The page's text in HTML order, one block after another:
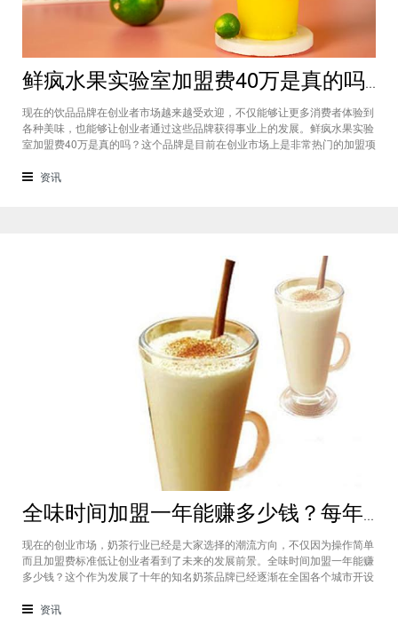
鲜疯水果实验室加盟费40万是真的吗？根本没有传言中那么多！
现在的饮品品牌在创业者市场越来越受欢迎，不仅能够让更多消费者体验到
各种美味，也能够让创业者通过这些品牌获得事业上的发展。鲜疯水果实验
室加盟费40万是真的吗？这个品牌是目前在创业市场上是非常热门的加盟项
比较好的印象，比较低廉的鲜疯水果实验室加盟用也成为了众多创业者青睐
资讯
全味时间加盟一年能赚多少钱？每年利润20万庞大盈利机会等着你
现在的创业市场，奶茶行业已经是大家选择的潮流方向，不仅因为操作简单
而且加盟费标准低让创业者看到了未来的发展前景。全味时间加盟一年能赚
多少钱？这个作为发展了十年的知名奶茶品牌已经逐渐在全国各个城市开设
盟基本上每年的纯利润可以达到20万。全味时间加盟一年能赚多少钱？这个
资讯